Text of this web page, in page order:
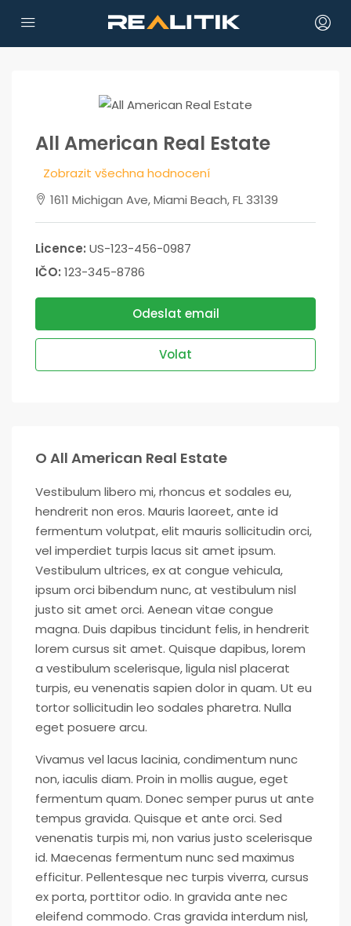
All American Real Estate
Zobrazit všechna hodnocení
1611 Michigan Ave, Miami Beach, FL 33139
Licence: US-123-456-0987
IČO: 123-345-8786
Odeslat email
Volat
O All American Real Estate
Vestibulum libero mi, rhoncus et sodales eu,
hendrerit non eros. Mauris laoreet, ante id
fermentum volutpat, elit mauris sollicitudin orci,
vel imperdiet turpis lacus sit amet ipsum.
Vestibulum ultrices, ex at congue vehicula,
ipsum orci bibendum nunc, at vestibulum nisl
justo sit amet orci. Aenean vitae congue
magna. Duis dapibus tincidunt felis, in hendrerit
lorem cursus sit amet. Quisque dapibus, lorem
a vestibulum scelerisque, ligula nisl placerat
turpis, eu venenatis sapien dolor in quam. Ut eu
tortor sollicitudin leo sodales pharetra. Nulla
eget posuere arcu.
Vivamus vel lacus lacinia, condimentum nunc
non, iaculis diam. Proin in mollis augue, eget
fermentum quam. Donec semper purus ut ante
tempus gravida. Quisque et ante orci. Sed
venenatis turpis mi, non varius justo scelerisque
id. Maecenas fermentum nunc sed maximus
efficitur. Pellentesque nec turpis viverra, cursus
ex porta, porttitor odio. In gravida ante nec
eleifend commodo. Cras gravida interdum nisl,